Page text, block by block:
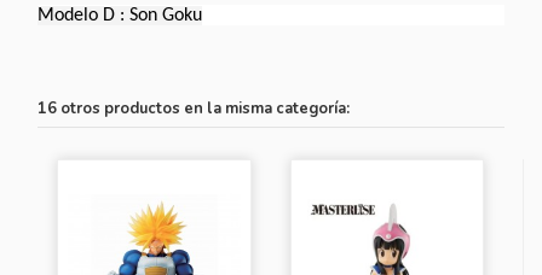
Modelo D : Son Goku
16 otros productos en la misma categoría: